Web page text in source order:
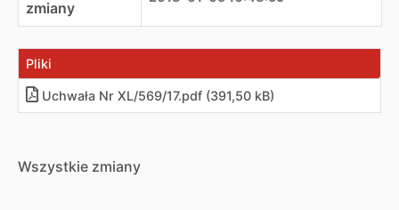
zmiany
Pliki
Uchwała Nr XL/569/17.pdf (391,50 kB)
Wszystkie zmiany